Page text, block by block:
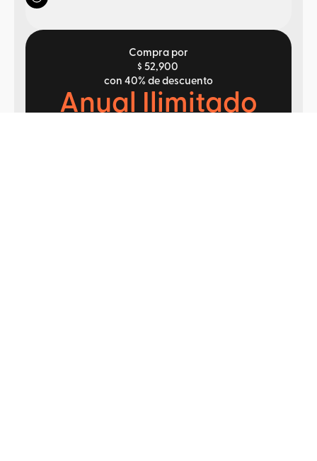
Compra por
$ 52,900
con 40% de descuento
Anual Ilimitado